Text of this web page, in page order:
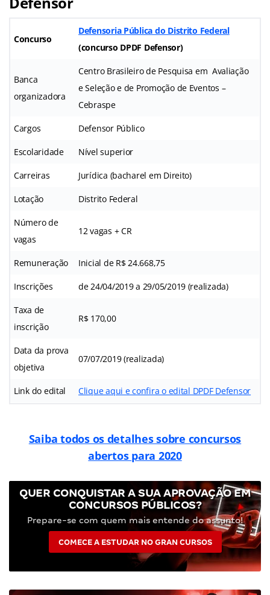
Concurso
Defensoria Pública do Distrito Federal
(concurso DPDF Defensor)
Banca
organizadora
Centro Brasileiro de Pesquisa em Avaliação
e Seleção e de Promoção de Eventos –
Cebraspe
Cargos Defensor Público
Escolaridade Nível superior
Carreiras Jurídica (bacharel em Direito)
Lotação Distrito Federal
Número de
vagas
12 vagas + CR
Remuneração Inicial de R$ 24.668,75
Inscrições de 24/04/2019 a 29/05/2019 (realizada)
Taxa de
inscrição
R$ 170,00
Data da prova
objetiva
07/07/2019 (realizada)
Link do edital Clique aqui e confira o edital DPDF Defensor
Saiba todos os detalhes sobre concursos
abertos para 2020
QUER CONQUISTAR A SUA APROVAÇÃO EM
CONCURSOS PÚBLICOS?
Prepare-se com quem mais entende do assunto!
COMECE A ESTUDAR NO GRAN CURSOS